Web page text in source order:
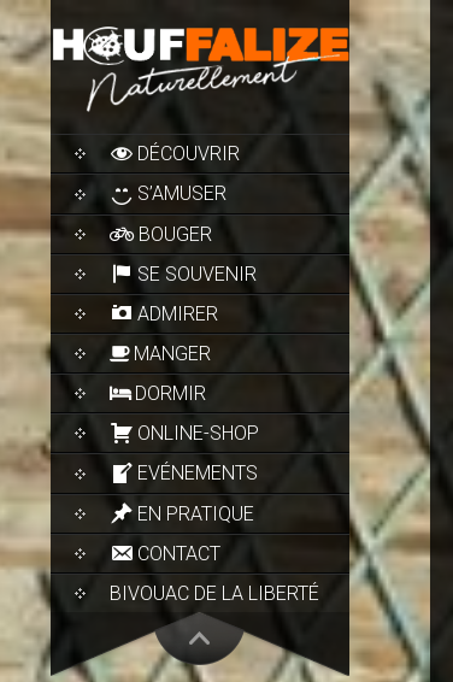
SKIP
TO
CONTENT
DÉCOUVRIR
S’AMUSER
BOUGER
SE SOUVENIR
ADMIRER
MANGER
DORMIR
ONLINE-SHOP
EVÉNEMENTS
EN PRATIQUE
CONTACT
BIVOUAC DE LA LIBERTÉ